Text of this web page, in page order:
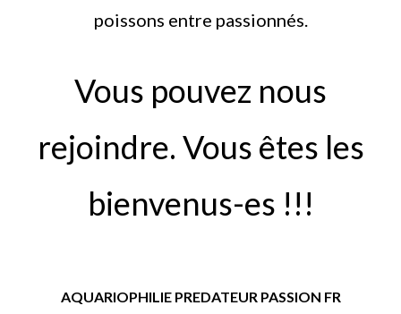
poissons entre passionnés.
Vous pouvez nous
rejoindre. Vous êtes les
bienvenus-es !!!
AQUARIOPHILIE PREDATEUR PASSION FR